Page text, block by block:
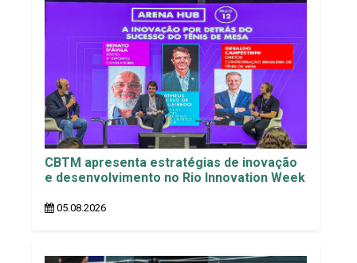
CBTM apresenta estratégias de inovação
e desenvolvimento no Rio Innovation Week
05.08.2026